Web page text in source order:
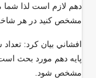
دهم لازم است لذا شما
مشخص کنید در هر
افشاني بيان کرد:
پایه دهم مورد بحث
مشخص شود